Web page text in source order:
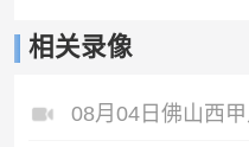
相关录像